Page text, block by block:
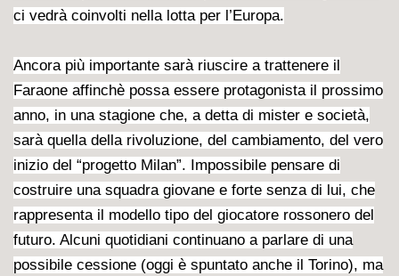
ci vedrà coinvolti nella lotta per l’Europa.
Ancora più importante sarà riuscire a trattenere il
Faraone affinchè possa essere protagonista il prossimo
anno, in una stagione che, a detta di mister e società,
sarà quella della rivoluzione, del cambiamento, del vero
inizio del “progetto Milan”. Impossibile pensare di
costruire una squadra giovane e forte senza di lui, che
rappresenta il modello tipo del giocatore rossonero del
futuro. Alcuni quotidiani continuano a parlare di una
possibile cessione (oggi è spuntato anche il Torino), ma